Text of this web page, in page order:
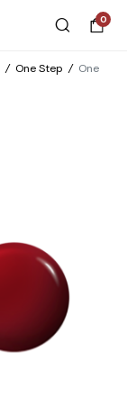
0
/ One Step / One